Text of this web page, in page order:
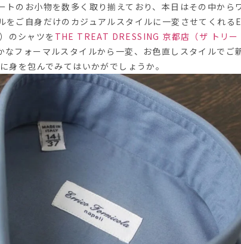
のお小物を数多く取り揃えており、 本日はその中から
をご自身だけのカジュアルスタイルに一変させてくれる
のシャツを THE TREAT DRESSING 京都店（ザ トリー
なフォーマルスタイルから一変、お色直しスタイルでご
身を包んでみてはいかがでしょうか。